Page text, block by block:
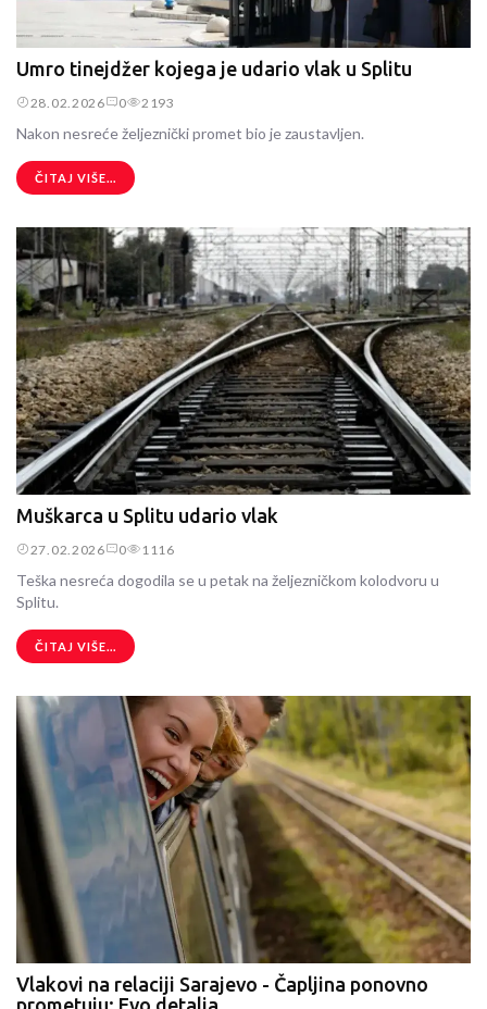
Umro tinejdžer kojega je udario vlak u Splitu
28.02.2026 0 2193
Nakon nesreće željeznički promet bio je zaustavljen.
ČITAJ VIŠE...
Muškarca u Splitu udario vlak
27.02.2026 0 1116
Teška nesreća dogodila se u petak na željezničkom kolodvoru u
Splitu.
ČITAJ VIŠE...
Vlakovi na relaciji Sarajevo - Čapljina ponovno
prometuju: Evo detalja